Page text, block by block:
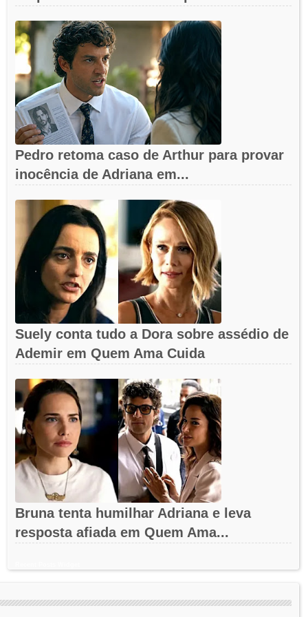
Pedro retoma caso de Arthur para provar
inocência de Adriana em...
Suely conta tudo a Dora sobre assédio de
Ademir em Quem Ama Cuida
Bruna tenta humilhar Adriana e leva
resposta afiada em Quem Ama...